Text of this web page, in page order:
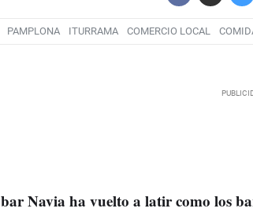
PAMPLONA ITURRAMA COMERCIO LOCAL
bar Navia ha vuelto a latir como los